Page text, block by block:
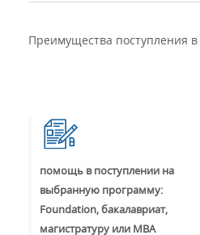
Преимущества поступления
помощь в поступлении на
выбранную программу:
Foundation, бакалавриат,
магистратуру или MBA